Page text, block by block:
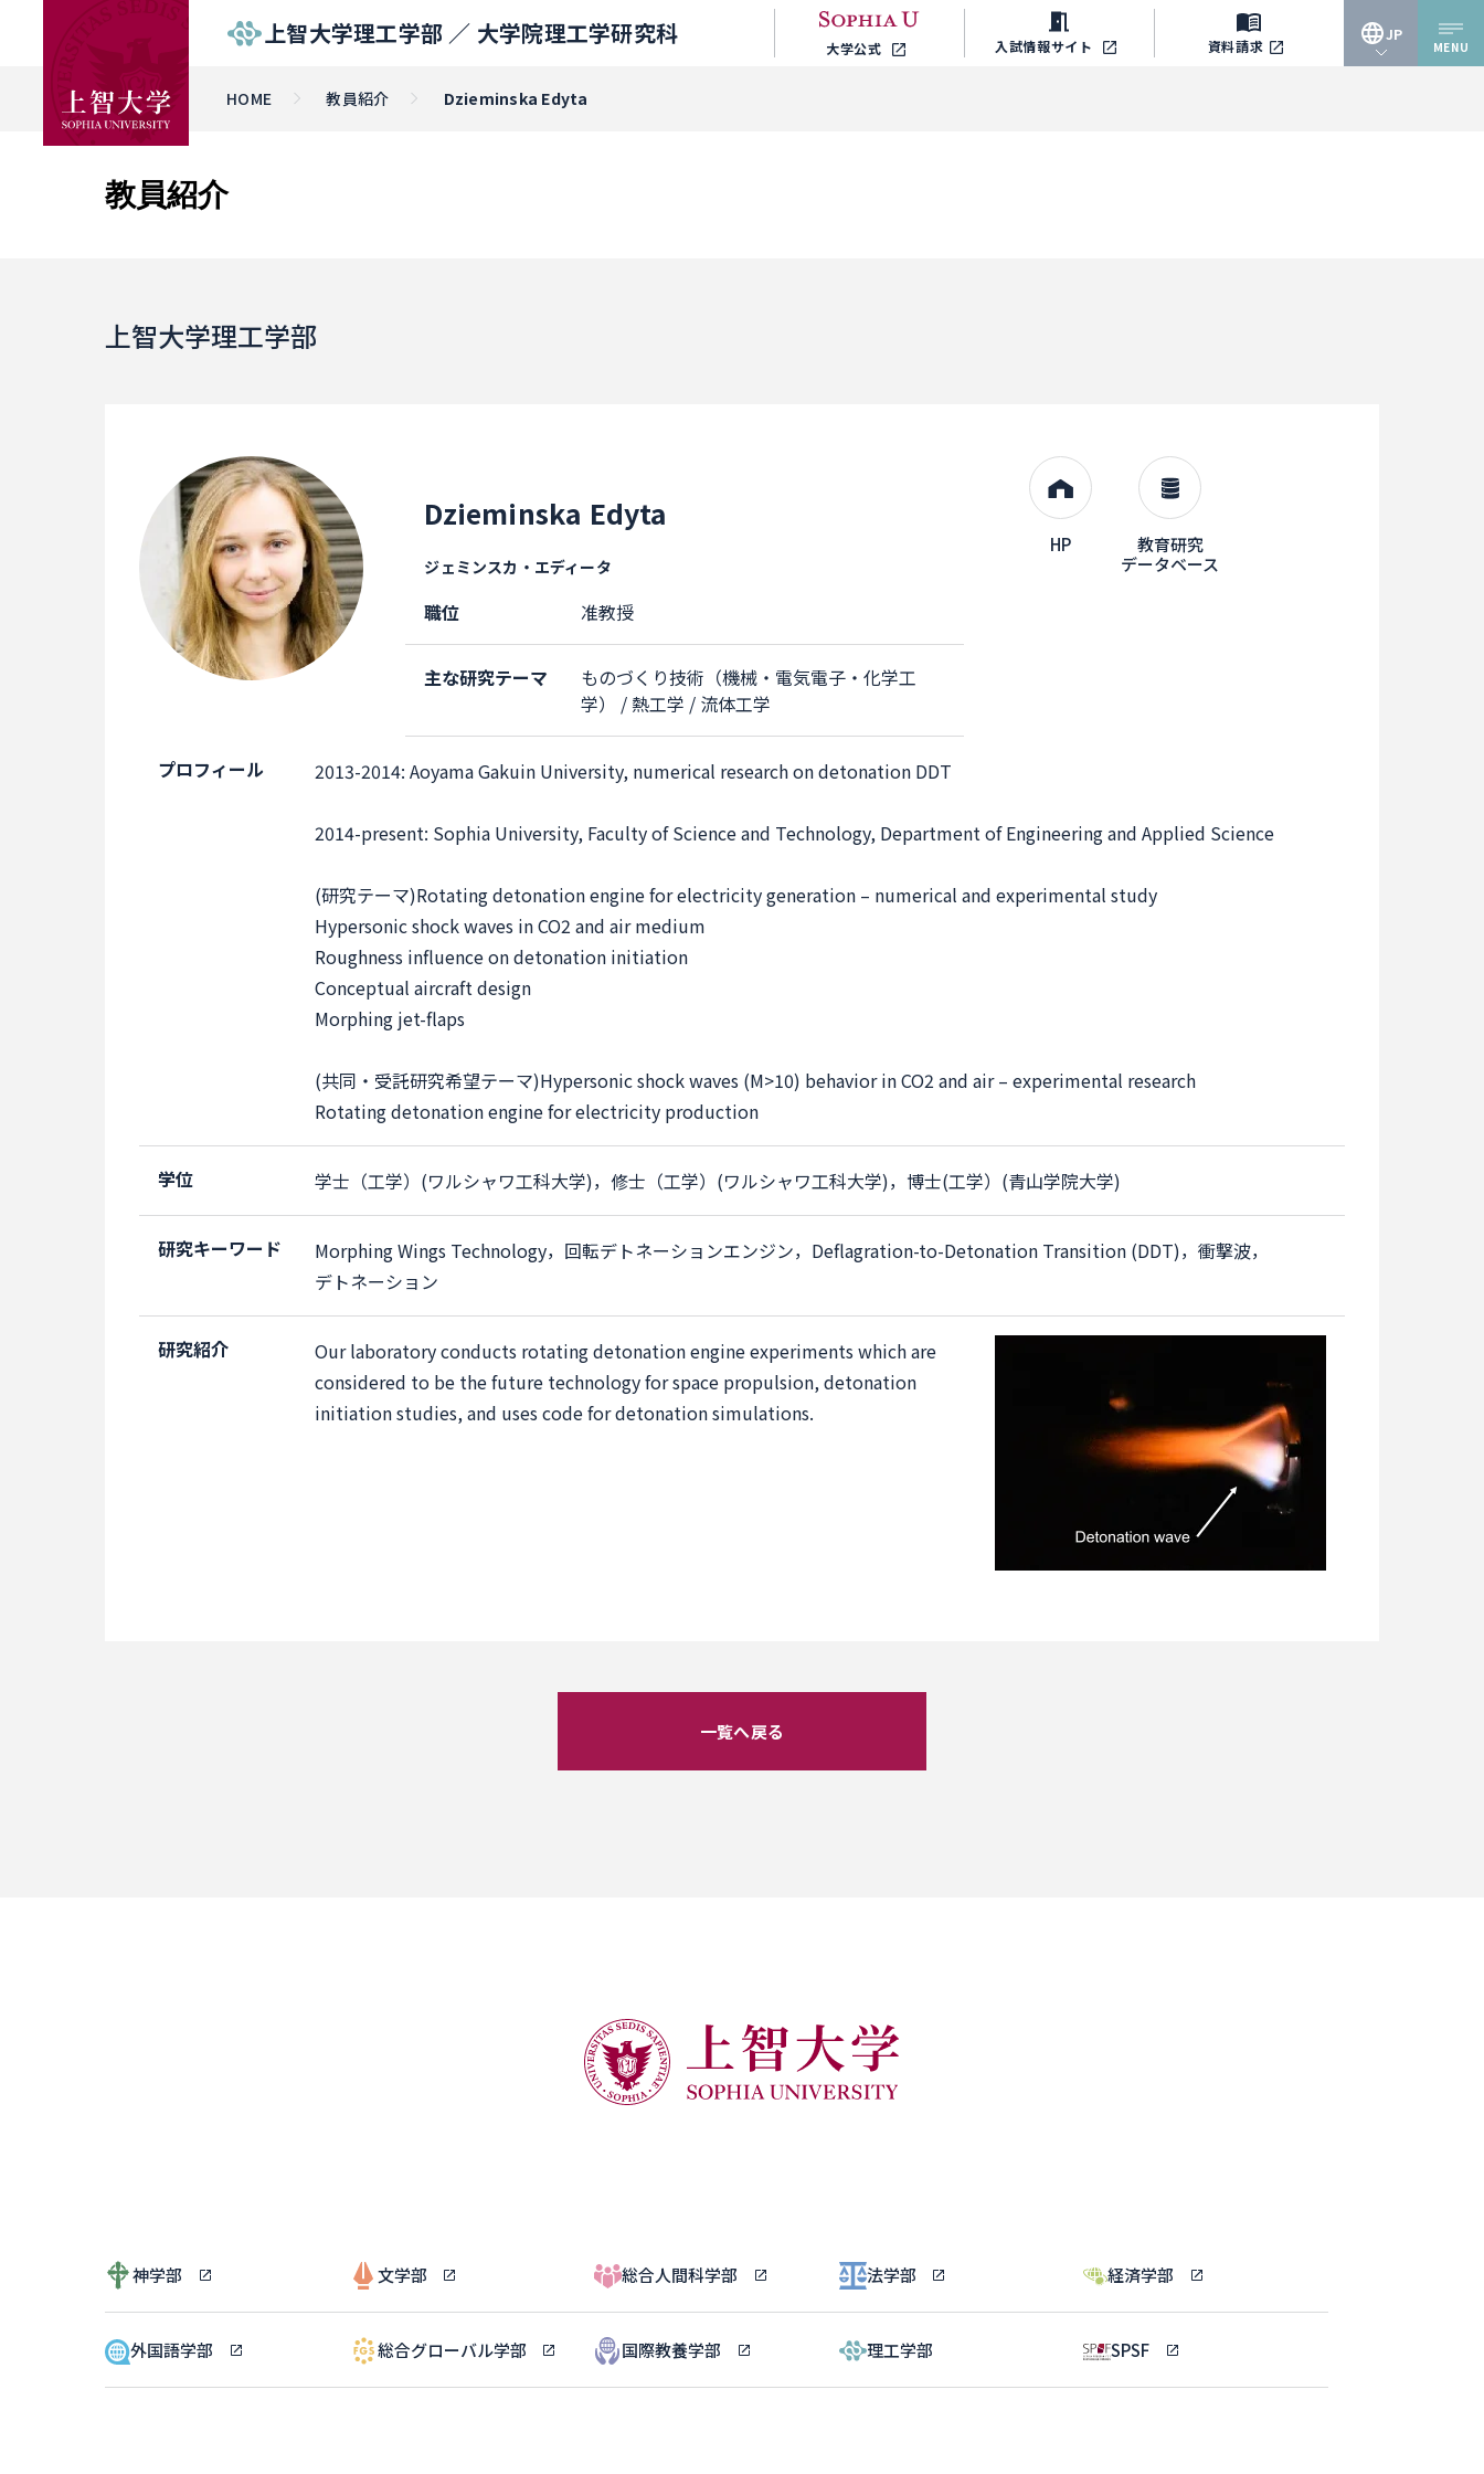
上智大学理工学部 ／ 大学院理工学研究科 大学公式 入試情報サイト 資料請求
JP
MENU
HOME 教員紹介 Dzieminska Edyta
教員紹介
上智大学理工学部
Dzieminska Edyta
ジェミンスカ・エディータ
HP
教育研究
データベース
職位 准教授
主な研究テーマ
ものづくり技術（機械・電気電子・化学工
学） / 熱工学 / 流体工学
プロフィール 2013-2014: Aoyama Gakuin University, numerical research on detonation DDT
2014-present: Sophia University, Faculty of Science and Technology, Department of Engineering and Applied Science
(研究テーマ)Rotating detonation engine for electricity generation – numerical and experimental study
Hypersonic shock waves in CO2 and air medium
Roughness influence on detonation initiation
Conceptual aircraft design
Morphing jet-flaps
(共同・受託研究希望テーマ)Hypersonic shock waves (M>10) behavior in CO2 and air – experimental research
Rotating detonation engine for electricity production
学位 学士（工学）(ワルシャワ工科大学)，修士（工学）(ワルシャワ工科大学)，博士(工学）(青山学院大学)
研究キーワード Morphing Wings Technology， 回転デトネーションエンジン， Deflagration-to-Detonation Transition (DDT)， 衝撃波，
デトネーション
研究紹介
Our laboratory conducts rotating detonation engine experiments which are
considered to be the future technology for space propulsion, detonation
initiation studies, and uses code for detonation simulations.
一覧へ戻る
神学部 文学部 総合人間科学部 法学部 経済学部
外国語学部 総合グローバル学部 国際教養学部 理工学部 SPSF